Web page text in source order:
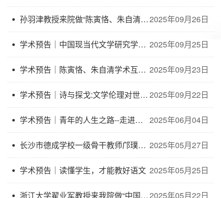
2025年09月26日
孙羽津教授来院做“陈寅恪、朱自清学术互动发微——从《韩愈与唐代小说》谈起”学术讲座
2025年09月25日
学术预告｜中国现当代文学研究学术前沿与热点
2025年09月23日
学术预告｜陈寅恪、朱自清学术互动发微--从《韩愈与唐代小说》谈起
2025年09月22日
学术预告｜诗与探戈:文学伦理对世俗伦理的溢出
2025年06月04日
学术预告｜青年的人生之路--走进《平凡的世界》
2025年05月27日
长沙市德成学校一级骨干教师邝璞来我校进行语文教学专题讲座
2025年05月25日
学术预告｜读懂学生，才能教好语文
2025年05月22日
浙江大学翟业军教授来我院做“中国美食史里的汪曾祺”学术讲座